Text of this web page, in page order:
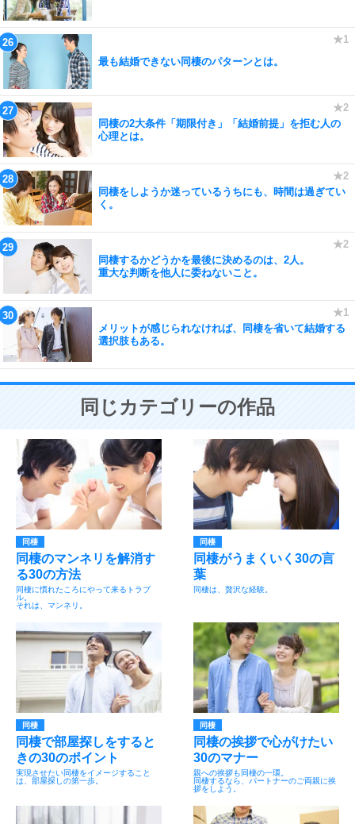
最も結婚できない同棲のパターンとは。
同棲の2大条件「期限付き」「結婚前提」を拒む人の
心理とは。
同棲をしようか迷っているうちにも、時間は過ぎてい
く。
同棲するかどうかを最後に決めるのは、2人。
重大な判断を他人に委ねないこと。
メリットが感じられなければ、同棲を省いて結婚する
選択肢もある。
同じカテゴリーの作品
同棲
同棲のマンネリを解消す
る30の方法
同棲に慣れたころにやって来るトラブ
ル。
それは、マンネリ。
同棲
同棲がうまくいく30の言
葉
同棲は、贅沢な経験。
同棲
同棲で部屋探しをすると
きの30のポイント
実現させたい同棲をイメージすること
は、部屋探しの第一歩。
同棲
同棲の挨拶で心がけたい
30のマナー
親への挨拶も同棲の一環。
同棲するなら、パートナーのご両親に挨
拶をしよう。